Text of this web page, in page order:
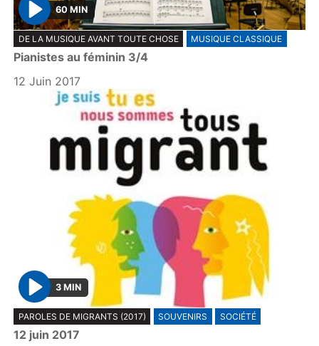
P
l
a
y
60 MIN
DE LA MUSIQUE AVANT TOUTE CHOSE MUSIQUE CLASSIQUE
Pianistes au féminin 3/4
12 Juin 2017
P
l
a
3 MIN
PAROLES DE MIGRANTS (2017) SOUVENIRS SOCIÉTÉ
12 juin 2017